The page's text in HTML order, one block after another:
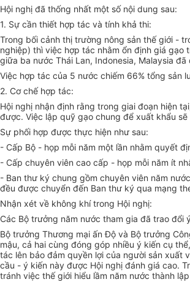
Hội nghị đã thống nhất một số nội dung sau:
1. Sự cần thiết hợp tác và tính khả thi:
Trong bối cảnh thị trường nông sản thế giới -
nghiệp) thì việc hợp tác nhằm ổn định giá
giữa ba nước Thái Lan, Indonesia, Malaysia đã
Việc hợp tác của 5 nước chiếm 66% tổng sản
2. Cơ chế hợp tác:
Hội nghị nhận định rằng trong giai đoạn hiện
được. Việc lập quỹ gạo chung để xuất khẩu
Sự phối hợp được thực hiện như sau:
- Cấp Bộ - họp mỗi năm một lần nhằm quyết
- Cấp chuyên viên cao cấp - họp mỗi năm ít
- Ban thư ký chung gồm chuyên viên năm
đều được chuyển đến Ban thư ký qua mạng
Nhận xét về không khí trong Hội nghị:
Các Bộ trưởng năm nước tham gia đã trao
Bộ trưởng Thương mại ấn Độ và Bộ trưởng
mậu, cả hai cùng đóng góp nhiều ý kiến cụ
tác lên bảo đảm quyền lợi của người sản xuất
cầu - ý kiến này được Hội nghị đánh giá cao.
tránh việc thế giới hiểu lầm năm nước thành